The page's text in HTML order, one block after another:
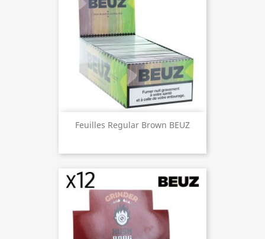
Feuilles Regular Brown BEUZ